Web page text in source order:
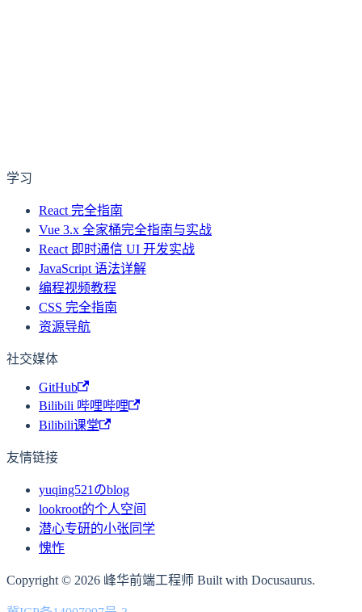
学习
React 完全指南
Vue 3.x 全家桶完全指南与实战
React 即时通信 UI 开发实战
JavaScript 语法详解
编程视频教程
CSS 完全指南
资源导航
社交媒体
GitHub
Bilibili 哔哩哔哩
Bilibili课堂
友情链接
yuqing521のblog
lookroot的个人空间
潜心专研的小张同学
愧怍
Copyright © 2026 峰华前端工程师 Built with Docusaurus.